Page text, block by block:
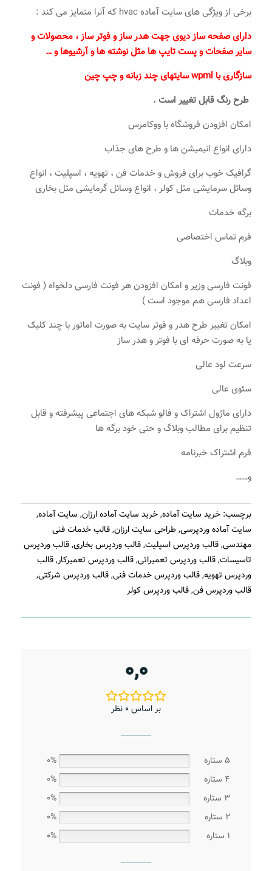
برخی از ویژگی های سایت آماده hvac که آنرا متمایز می کند :
دارای صفحه ساز دیوی جهت هدر ساز و فوتر ساز ، محصولات و
سایر صفحات و پست تایپ ها مثل نوشته ها و آرشیوها و …
سازگاری با wpml سایتهای چند زبانه و چپ چین
طرح رنگ قابل تغییر است .
امکان افزودن فروشگاه با ووکامرس
دارای انواع انیمیشن ها و طرح های جذاب
گرافیک خوب برای فروش و خدمات فن ، تهویه ، اسپلیت ، انواع
وسائل سرمایشی مثل کولر ، انواع وسائل گرمایشی مثل بخاری
برگه خدمات
فرم تماس اختصاصی
وبلاگ
فونت فارسی وزیر و امکان افزودن هر فونت فارسی دلخواه ( فونت
اعداد فارسی هم موجود است )
امکان تغییر طرح هدر و فوتر سایت به صورت اماتور با چند کلیک
یا به صورت حرفه ای با فوتر و هدر ساز
سرعت لود عالی
سئوی عالی
دارای ماژول اشتراک و فالو شبکه های اجتماعی پیشرفته و قابل
تنظیم برای مطالب وبلاگ و حتی خود برگه ها
فرم اشتراک خبرنامه
و……
برچسب: خرید سایت آماده,خرید سایت آماده ارزان, سایت آماده,
سایت آماده وردپرسی,طراحی سایت ارزان,قالب خدمات فنی
مهندسی,قالب وردپرس اسپلیت,قالب وردپرس بخاری,قالب وردپرس
تاسیسات,قالب وردپرس تعمیراتی,قالب وردپرس تعمیرکار,قالب
وردپرس تهویه,قالب وردپرس خدمات فنی,قالب وردپرس شرکتی,
قالب وردپرس فن,قالب وردپرس کولر
0,0
بر اساس 0 نظر
5 ستاره
0%
4 ستاره
0%
3 ستاره
0%
2 ستاره
0%
1 ستاره
0%